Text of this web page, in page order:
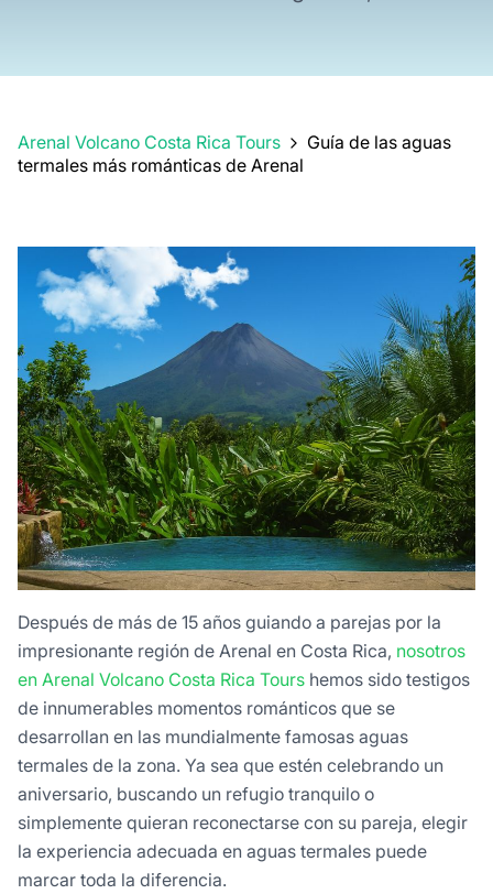
Arenal Volcano Costa Rica Tours
Guía de las aguas
termales más románticas de Arenal
Después de más de 15 años guiando a parejas por la
impresionante región de Arenal en Costa Rica, nosotros
en Arenal Volcano Costa Rica Tours hemos sido testigos
de innumerables momentos románticos que se
desarrollan en las mundialmente famosas aguas
termales de la zona. Ya sea que estén celebrando un
aniversario, buscando un refugio tranquilo o
simplemente quieran reconectarse con su pareja, elegir
la experiencia adecuada en aguas termales puede
marcar toda la diferencia.